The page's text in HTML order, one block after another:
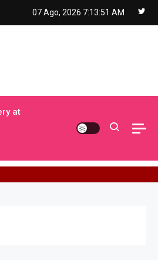
07 Ago, 2026 7:13:52 AM
at